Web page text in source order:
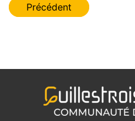
Navigation
Précédent